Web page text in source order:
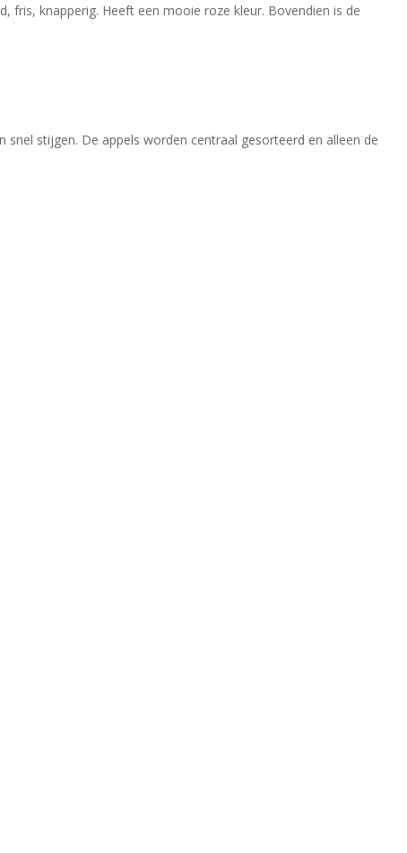
fris, knapperig. Heeft een mooie roze kleur. Bovendien is de
stijgen. De appels worden centraal gesorteerd en alleen de